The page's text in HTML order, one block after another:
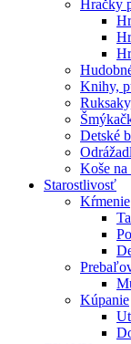
Hračky
Knihy,
Detské
Koše
Starostlivosť
Kŕmenie
Kúpanie